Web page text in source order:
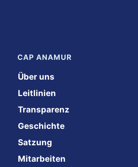
CAP ANAMUR
Über uns
Leitlinien
Transparenz
Geschichte
Satzung
Mitarbeiten